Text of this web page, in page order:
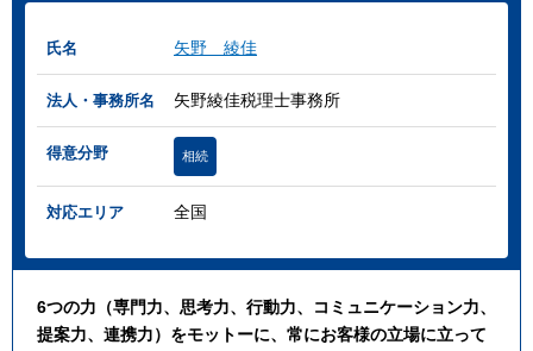
氏名 矢野 綾佳
法人・事務所名 矢野綾佳税理士事務所
得意分野 相続
対応エリア 全国
6つの力（専門力、思考力、行動力、コミュニケーション力、
提案力、連携力）をモットーに、常にお客様の立場に立って